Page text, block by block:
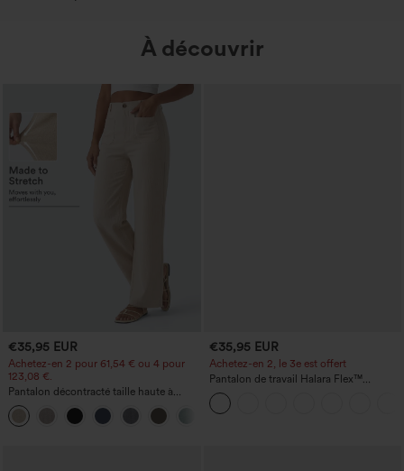
À découvrir
€35,95 EUR
Achetez-en 2 pour 61,54 € ou 4 pour
123,08 €.
Pantalon décontracté taille haute à
jambe droite, effet lin, avec poches
€35,95 EUR
Achetez-en 2, le 3e est offert
Pantalon de travail Halara Flex™
DayStretch à taille haute, avec poches et
coupe droite